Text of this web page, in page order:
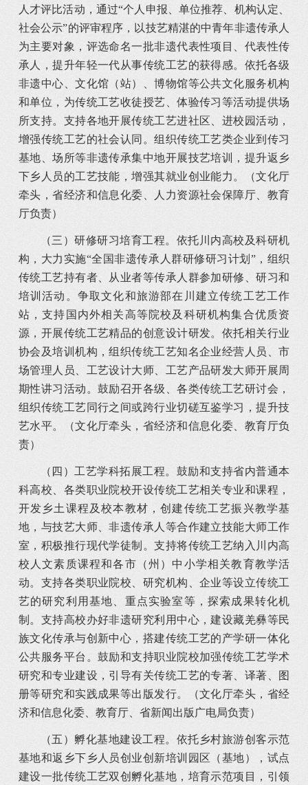
人才评比活动，通过“个人申报、单位推荐、机构认定、
社会公示”的评审程序，以技艺精湛的中青年非遗传承人
为主要对象，评选命名一批非遗代表性项目、代表性传
承人，提升年轻一代从事传统工艺的获得感。依托各级
非遗中心、文化馆（站）、博物馆等公共文化服务机构
和单位，为传统工艺收徒授艺、体验传习等活动提供场
所支持。支持各地开展传统工艺进社区、进校园活动，
增强传统工艺的社会认同。组织传统工艺类企业到传习
基地、场所等非遗传承集中地开展技艺培训，提升返乡
下乡人员的工艺技能，增强其就业创业能力。（文化厅
牵头，省经济和信息化委、人力资源社会保障厅、教育
厅负责）
（三）研修研习培育工程。依托川内高校及科研机
构，大力实施“全国非遗传承人群研修研习计划”，组织
传统工艺持有者、从业者等传承人群参加研修、研习和
培训活动。争取文化和旅游部在川建立传统工艺工作
站，支持国内外相关高等院校及科研机构集合优质资
源，开展传统工艺精品的创意设计研发。依托相关行业
协会及培训机构，组织传统工艺知名企业经营人员、市
场管理人员、工艺设计大师、工艺产品研发大师开展周
期性讲习活动。鼓励召开各级、各类传统工艺研讨会，
组织传统工艺同行之间或跨行业切磋互鉴学习，提升技
艺水平。（文化厅牵头，省经济和信息化委、教育厅负
责）
（四）工艺学科拓展工程。鼓励和支持省内普通本
科高校、各类职业院校开设传统工艺相关专业和课程，
开发乡土课程及校本教材，创建传统工艺振兴教学基
地，与技艺大师、非遗传承人等合作建立技能大师工作
室，积极推行现代学徒制。支持将传统工艺纳入川内高
校人文素质课程和各市（州）中小学相关教育教学活
动。支持各类职业院校、研究机构、企业等设立传统工
艺的研究利用基地、重点实验室等，探索成果转化机
制。支持高校办好非遗研究利用中心，建设藏羌彝等民
族文化传承与创新中心，搭建传统工艺的产学研一体化
公共服务平台。鼓励和支持职业院校加强传统工艺学术
研究和专业建设，引导有关传统工艺的专著、译著、图
册等研究和实践成果等出版发行。（文化厅牵头，省经
济和信息化委、教育厅、省新闻出版广电局负责）
（五）孵化基地建设工程。依托乡村旅游创客示范
基地和返乡下乡人员创业创新培训园区（基地），试点
建设一批传统工艺双创孵化基地，培育示范项目，引领